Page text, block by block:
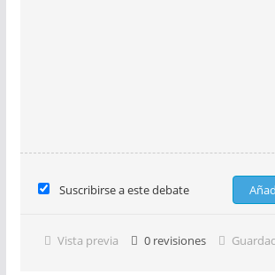
Suscribirse a este debate
Vista previa 0 revisiones